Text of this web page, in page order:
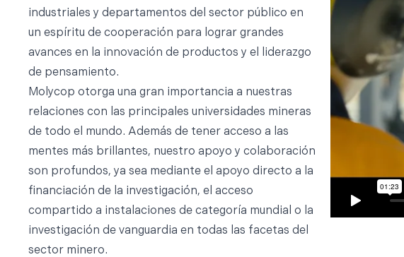
industriales y departamentos del sector público en
un espíritu de cooperación para lograr grandes
avances en la innovación de productos y el liderazgo
de pensamiento.
Molycop otorga una gran importancia a nuestras
relaciones con las principales universidades mineras
de todo el mundo. Además de tener acceso a las
mentes más brillantes, nuestro apoyo y colaboración
son profundos, ya sea mediante el apoyo directo a la
financiación de la investigación, el acceso
compartido a instalaciones de categoría mundial o la
investigación de vanguardia en todas las facetas del
sector minero.